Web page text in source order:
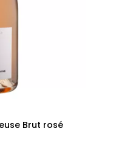
Brut rosé